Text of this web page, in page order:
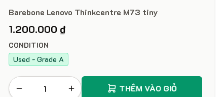
Barebone Lenovo Thinkcentre M73 tiny
1.200.000 ₫
CONDITION
Used - Grade A
THÊM VÀO GIỎ